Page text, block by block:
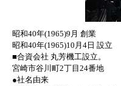
​昭和40年(1965)9月 創業
昭和40年(1965)10月4日 設立
■合資会社 丸芳機工設立。
宮崎市谷川町2丁目24番地
●社名由来